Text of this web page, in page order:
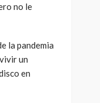
no le
la pandemia
un
en